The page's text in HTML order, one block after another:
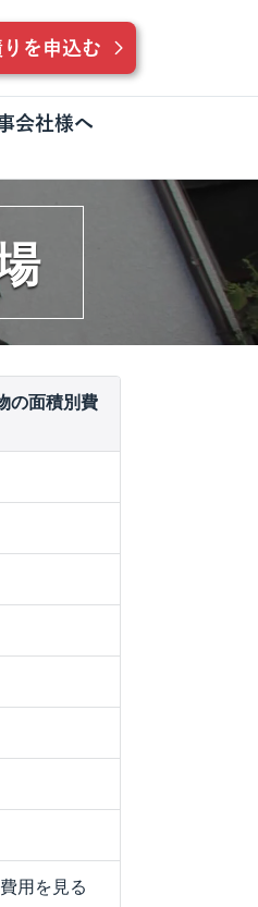
りを申込む
会社様へ
の面積別費
用を見る